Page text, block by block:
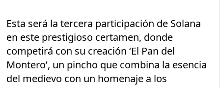
Esta será la tercera participación de Solana
en este prestigioso certamen, donde
competirá con su creación ‘El Pan del
Montero’, un pincho que combina la esencia
del medievo con un homenaje a los